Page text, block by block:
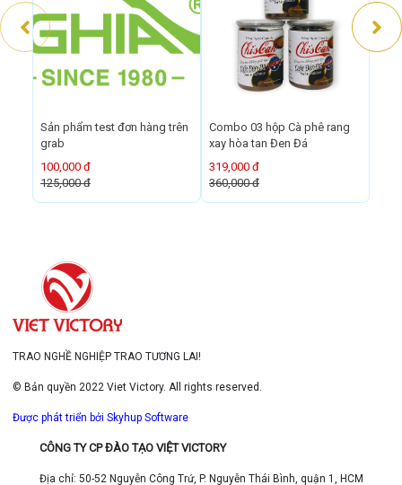
Sản phẩm test đơn hàng trên
grab
100,000 đ
125,000 đ
Combo 03 hộp Cà phê rang
xay hòa tan Đen Đá
319,000 đ
360,000 đ
TRAO NGHỀ NGHIỆP TRAO TƯƠNG LAI!
© Bản quyền 2022 Viet Victory. All rights reserved.
Được phát triển bởi Skyhup Software
CÔNG TY CP ĐÀO TẠO VIỆT VICTORY
Địa chỉ: 50-52 Nguyễn Công Trứ, P. Nguyễn Thái Bình, quận 1, HCM